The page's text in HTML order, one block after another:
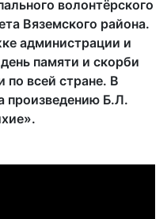
волонтёрского
Вяземского района.
администрации и
памяти и скорби
по всей стране. В
произведению Б.Л.